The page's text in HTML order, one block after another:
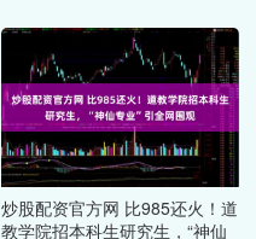
炒股配资官方网 比985还火！道
教学院招本科生研究生，“神仙